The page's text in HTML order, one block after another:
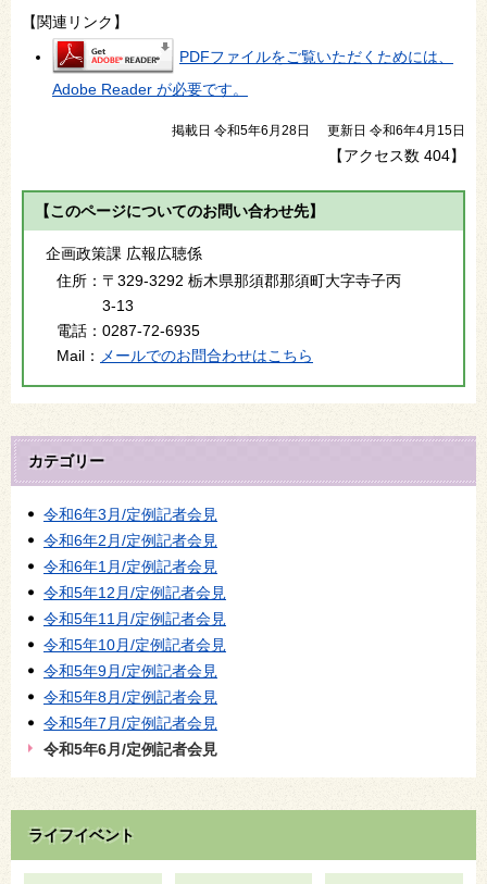
【関連リンク】
PDFファイルをご覧いただくためには、
Adobe Reader が必要です。
掲載日 令和5年6月28日 更新日 令和6年4月15日
【アクセス数 404】
【このページについてのお問い合わせ先】
企画政策課 広報広聴係
住所： 〒329-3292 栃木県那須郡那須町大字寺子丙
3-13
電話： 0287-72-6935
Mail： メールでのお問合わせはこちら
カテゴリー
令和6年3月/定例記者会見
令和6年2月/定例記者会見
令和6年1月/定例記者会見
令和5年12月/定例記者会見
令和5年11月/定例記者会見
令和5年10月/定例記者会見
令和5年9月/定例記者会見
令和5年8月/定例記者会見
令和5年7月/定例記者会見
令和5年6月/定例記者会見
ライフイベント